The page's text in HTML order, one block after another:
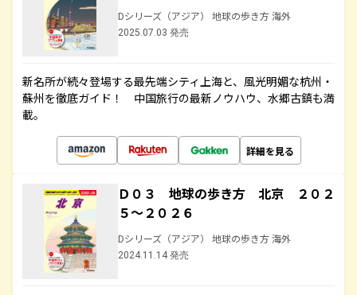
Dシリーズ（アジア） 地球の歩き方 海外
2025.07.03 発売
新名所が続々登場する最先端シティ上海と、風光明媚な杭州・
蘇州を徹底ガイド！ 中国旅行の最新ノウハウ、水郷古鎮も満
載。
詳細を見る
Ｄ０３ 地球の歩き方 北京 ２０２
５～２０２６
Dシリーズ（アジア） 地球の歩き方 海外
2024.11.14 発売